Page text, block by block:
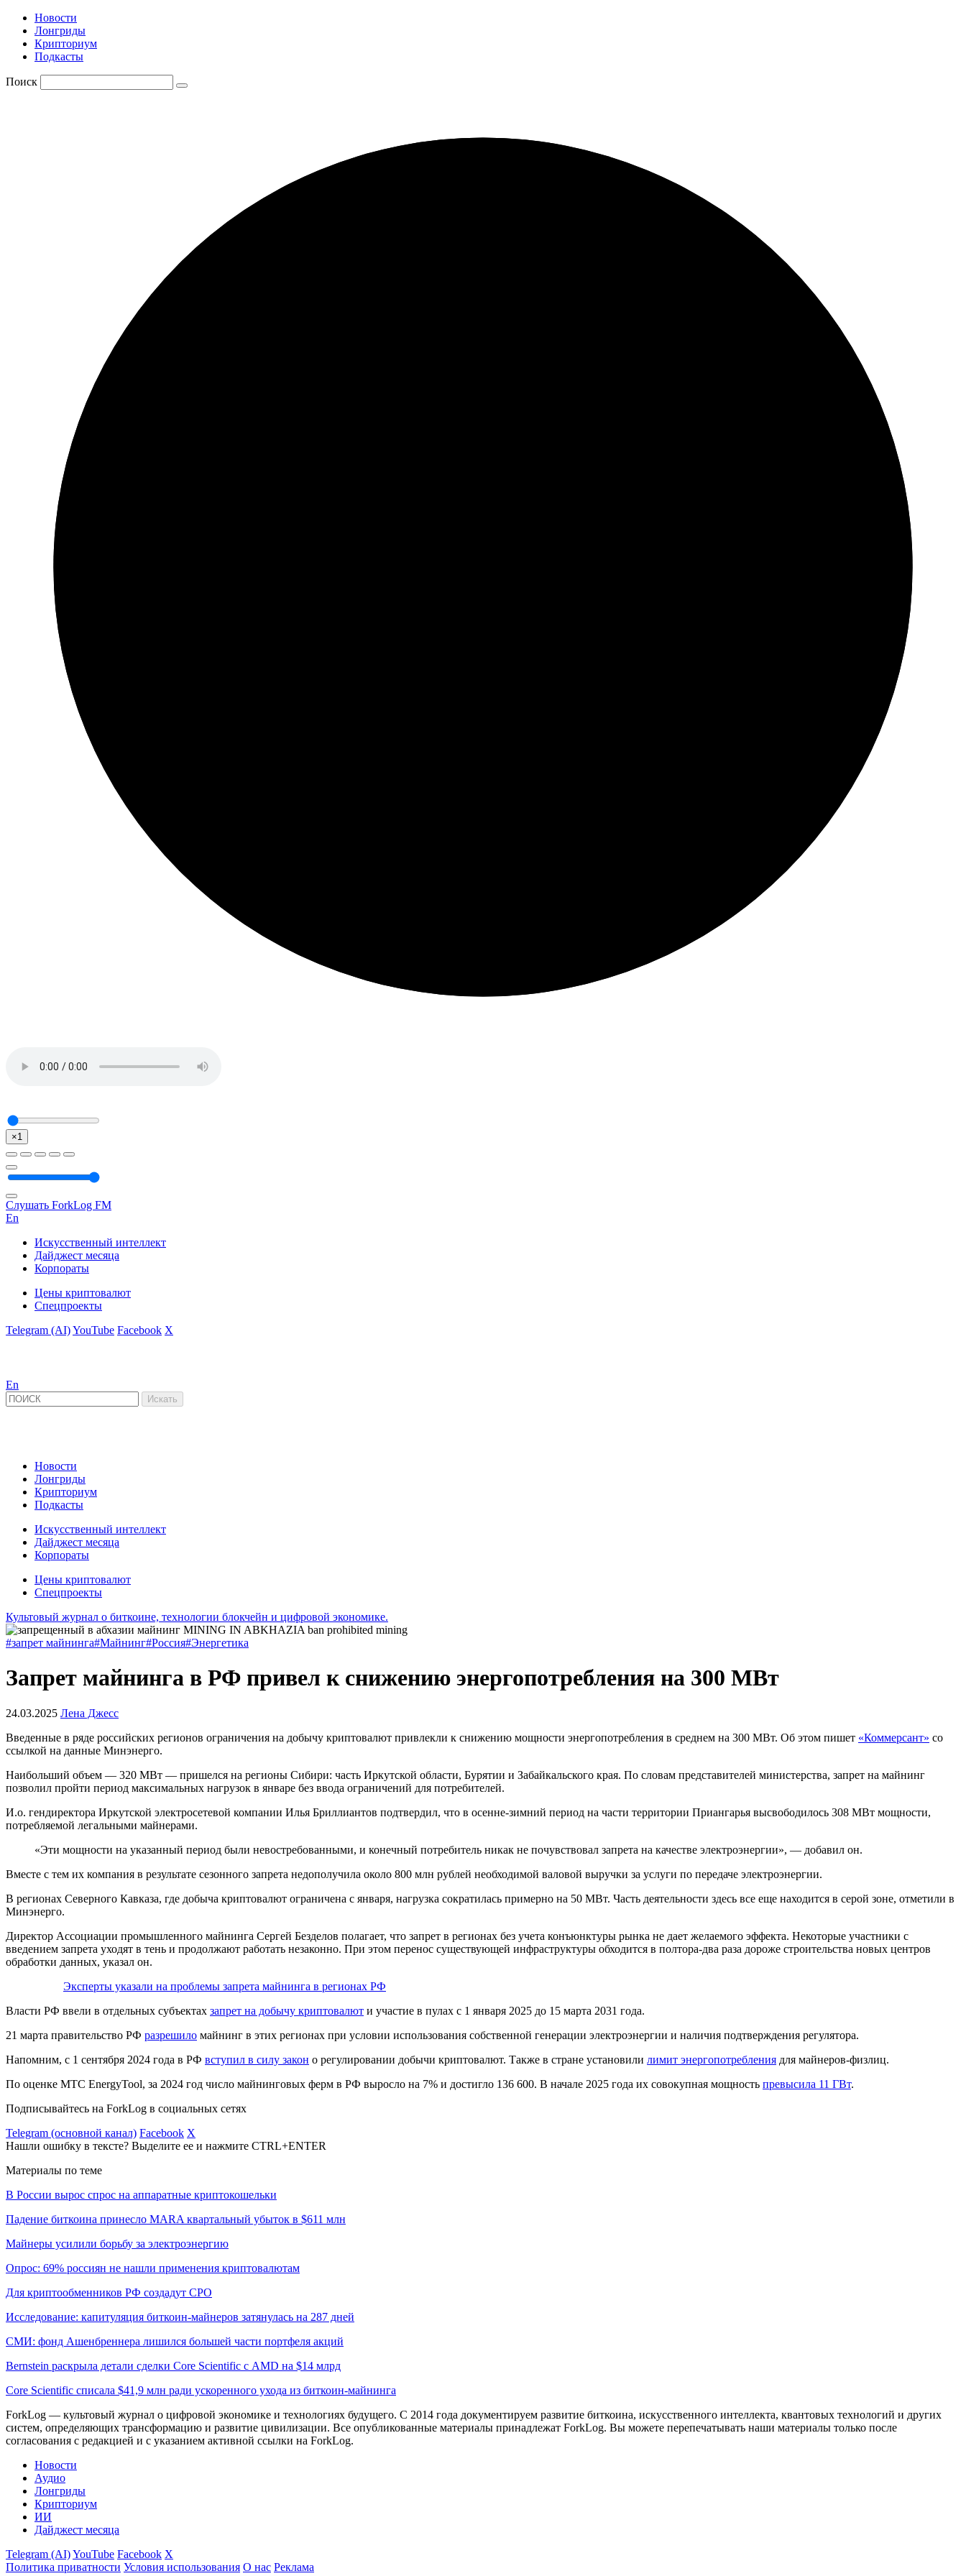
Новости
Лонгриды
Крипториум
Подкасты
Поиск
×1
Слушать ForkLog FM
En
Искусственный интеллект
Дайджест месяца
Корпораты
Цены криптовалют
Спецпроекты
Telegram (AI)YouTube Facebook X
En
Новости
Лонгриды
Крипториум
Подкасты
Искусственный интеллект
Дайджест месяца
Корпораты
Цены криптовалют
Спецпроекты
Культовый журнал о биткоине, технологии блокчейн и цифровой экономике.
#запрет майнинга#Майнинг#Россия#Энергетика
Запрет майнинга в РФ привел к снижению энергопотребления на 300 МВт
24.03.2025 Лена Джесс
Введенные в ряде российских регионов ограничения на добычу криптовалют привлекли к снижению мощности энергопотребления в среднем на 300 МВт. Об этом пишет «Коммерсант» со
ссылкой на данные Минэнерго.
Наибольший объем — 320 МВт — пришелся на регионы Сибири: часть Иркутской области, Бурятии и Забайкальского края. По словам представителей министерства, запрет на майнинг
позволил пройти период максимальных нагрузок в январе без ввода ограничений для потребителей.
И.о. гендиректора Иркутской электросетевой компании Илья Бриллиантов подтвердил, что в осенне-зимний период на части территории Приангарья высвободилось 308 МВт мощности,
потребляемой легальными майнерами.
«Эти мощности на указанный период были невостребованными, и конечный потребитель никак не почувствовал запрета на качестве электроэнергии», — добавил он.
Вместе с тем их компания в результате сезонного запрета недополучила около 800 млн рублей необходимой валовой выручки за услуги по передаче электроэнергии.
В регионах Северного Кавказа, где добыча криптовалют ограничена с января, нагрузка сократилась примерно на 50 МВт. Часть деятельности здесь все еще находится в серой зоне, отметили в
Минэнерго.
Директор Ассоциации промышленного майнинга Сергей Безделов полагает, что запрет в регионах без учета конъюнктуры рынка не дает желаемого эффекта. Некоторые участники с
введением запрета уходят в тень и продолжают работать незаконно. При этом перенос существующей инфраструктуры обходится в полтора-два раза дороже строительства новых центров
обработки данных, указал он.
Эксперты указали на проблемы запрета майнинга в регионах РФ
Власти РФ ввели в отдельных субъектах запрет на добычу криптовалют и участие в пулах с 1 января 2025 до 15 марта 2031 года.
21 марта правительство РФ разрешило майнинг в этих регионах при условии использования собственной генерации электроэнергии и наличия подтверждения регулятора.
Напомним, с 1 сентября 2024 года в РФ вступил в силу закон о регулировании добычи криптовалют. Также в стране установили лимит энергопотребления для майнеров-физлиц.
По оценке МТС EnergyTool, за 2024 год число майнинговых ферм в РФ выросло на 7% и достигло 136 600. В начале 2025 года их совокупная мощность превысила 11 ГВт.
Подписывайтесь на ForkLog в социальных сетях
Telegram (основной канал) Facebook X
Нашли ошибку в тексте? Выделите ее и нажмите CTRL+ENTER
Материалы по теме
В России вырос спрос на аппаратные криптокошельки
Падение биткоина принесло MARA квартальный убыток в $611 млн
Майнеры усилили борьбу за электроэнергию
Опрос: 69% россиян не нашли применения криптовалютам
Для криптообменников РФ создадут СРО
Исследование: капитуляция биткоин-майнеров затянулась на 287 дней
СМИ: фонд Ашенбреннера лишился большей части портфеля акций
Bernstein раскрыла детали сделки Core Scientific с AMD на $14 млрд
Core Scientific списала $41,9 млн ради ускоренного ухода из биткоин-майнинга
ForkLog — культовый журнал о цифровой экономике и технологиях будущего. С 2014 года документируем развитие биткоина, искусственного интеллекта, квантовых технологий и других
систем, определяющих трансформацию и развитие цивилизации. Все опубликованные материалы принадлежат ForkLog. Вы можете перепечатывать наши материалы только после
согласования с редакцией и с указанием активной ссылки на ForkLog.
Новости
Аудио
Лонгриды
Крипториум
ИИ
Дайджест месяца
Telegram (AI)YouTube Facebook X
Политика приватности Условия использования О нас Реклама